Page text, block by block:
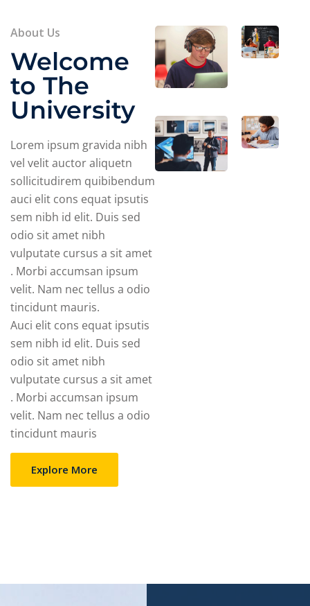
About Us
Welcome
to The
University
Lorem ipsum gravida nibh
vel velit auctor aliquetn
sollicitudirem quibibendum
auci elit cons equat ipsutis
sem nibh id elit. Duis sed
odio sit amet nibh
vulputate cursus a sit amet
. Morbi accumsan ipsum
velit. Nam nec tellus a odio
tincidunt mauris.
Auci elit cons equat ipsutis
sem nibh id elit. Duis sed
odio sit amet nibh
vulputate cursus a sit amet
. Morbi accumsan ipsum
velit. Nam nec tellus a odio
tincidunt mauris
Explore More